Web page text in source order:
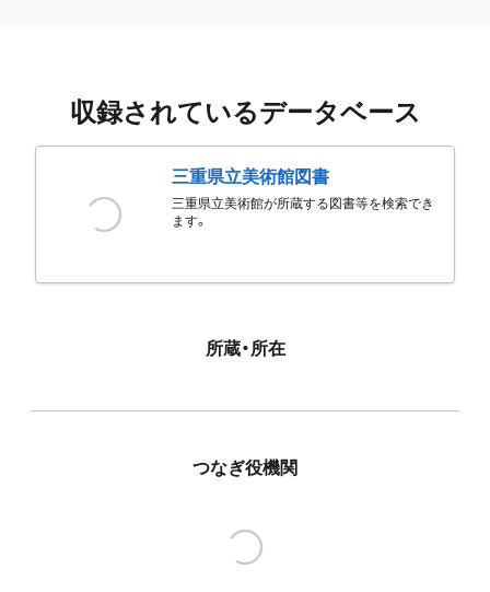
収録されているデータベース
三重県立美術館図書
三重県立美術館が所蔵する図書等を検索でき
ます。
所蔵・所在
つなぎ役機関